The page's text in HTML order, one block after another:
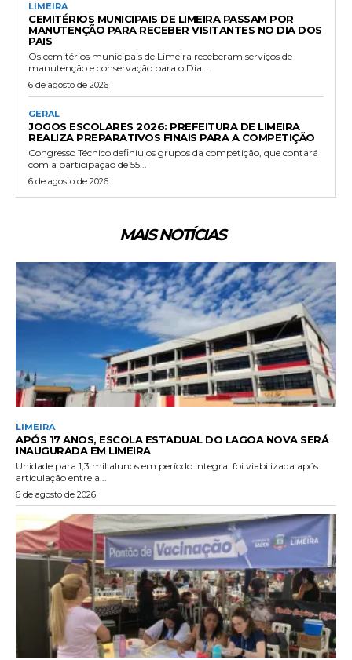
LIMEIRA
CEMITÉRIOS MUNICIPAIS DE LIMEIRA PASSAM POR
MANUTENÇÃO PARA RECEBER VISITANTES NO DIA DOS
PAIS
Os cemitérios municipais de Limeira receberam serviços de
manutenção e conservação para o Dia...
6 de agosto de 2026
GERAL
JOGOS ESCOLARES 2026: PREFEITURA DE LIMEIRA
REALIZA PREPARATIVOS FINAIS PARA A COMPETIÇÃO
Congresso Técnico definiu os grupos da competição, que contará
com a participação de 55...
6 de agosto de 2026
MAIS NOTÍCIAS
LIMEIRA
APÓS 17 ANOS, ESCOLA ESTADUAL DO LAGOA NOVA SERÁ
INAUGURADA EM LIMEIRA
Unidade para 1,3 mil alunos em período integral foi viabilizada após
articulação entre a...
6 de agosto de 2026